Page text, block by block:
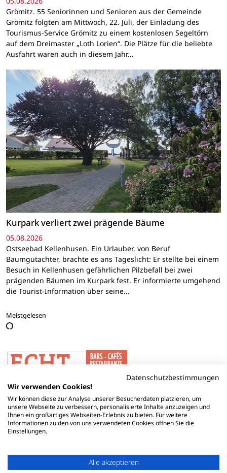
Grömitz. 55 Seniorinnen und Senioren aus der Gemeinde
Grömitz folgten am Mittwoch, 22. Juli, der Einladung des
Tourismus-Service Grömitz zu einem kostenlosen Segeltörn
auf dem Dreimaster „Loth Lorien“. Die Plätze für die beliebte
Ausfahrt waren auch in diesem Jahr…
Kurpark verliert zwei prägende Bäume
05.08.2026
Ostseebad Kellenhusen. Ein Urlauber, von Beruf
Baumgutachter, brachte es ans Tageslicht: Er stellte bei einem
Besuch in Kellenhusen gefährlichen Pilzbefall bei zwei
prägenden Bäumen im Kurpark fest. Er informierte umgehend
die Tourist-Information über seine…
Meistgelesen
Datenschutzbestimmungen
Wir verwenden Cookies!
Wir können diese zur Analyse unserer Besucherdaten platzieren, um
unsere Webseite zu verbessern, personalisierte Inhalte anzuzeigen und
Ihnen ein großartiges Webseiten-Erlebnis zu bieten. Für weitere
Informationen zu den von uns verwendeten Cookies öffnen Sie die
Einstellungen.
Alle akzeptieren